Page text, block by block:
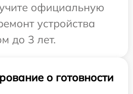
официальную
устройства
до 3 лет.
о готовности